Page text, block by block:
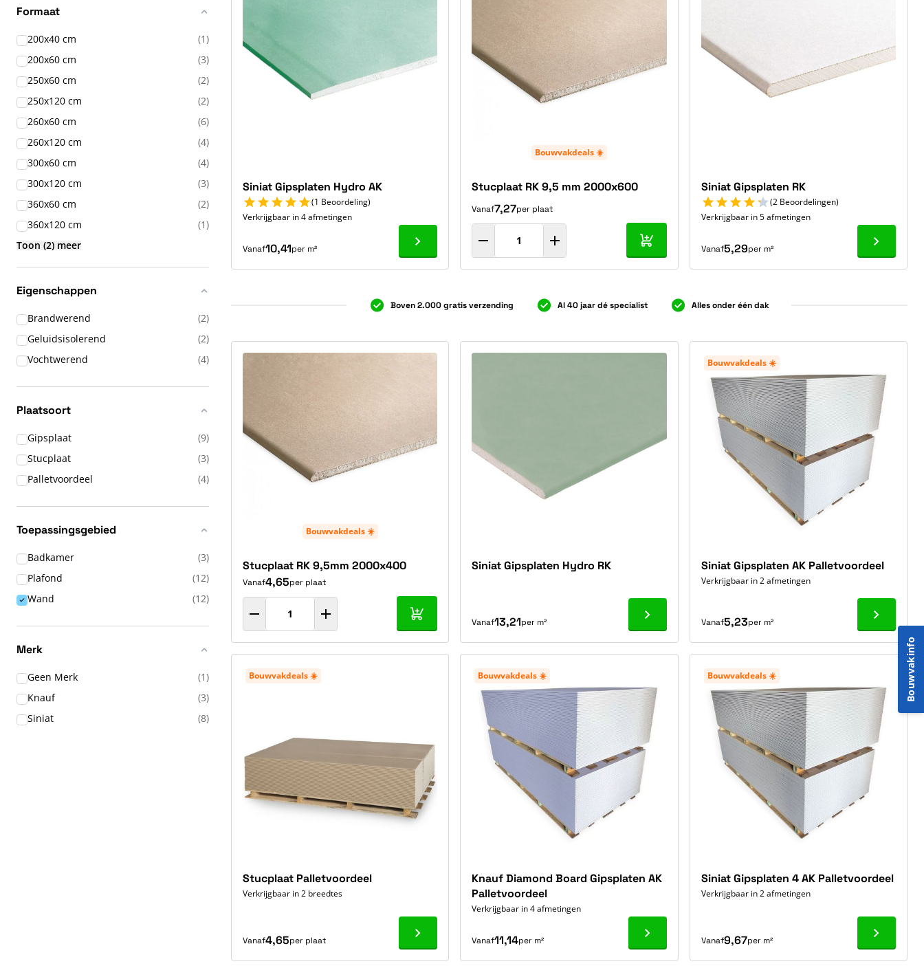
Formaat
200x40 cm
(1)
200x60 cm
(3)
250x60 cm
(2)
250x120 cm
(2)
260x60 cm
(6)
260x120 cm
(4)
300x60 cm
(4)
300x120 cm
(3)
360x60 cm
(2)
360x120 cm
(1)
Toon (2) meer
Eigenschappen
Brandwerend (2)producten
Geluidsisolerend
(2)producten
Vochtwerend
(4)producten
Plaatsoort
Gipsplaat
(9)
Stucplaat
(3)
Palletvoordeel
(4)
Toepassingsgebied
Badkamer
(3)
Plafond
(12)
Wand
(12)
Merk
Geen Merk
(1)
Knauf
(3)
Siniat
(8)
Siniat Gipsplaten Hydro AK
(1 Beoordeling)
Verkrijgbaar in 4 afmetingen
Vanaf10,41per m² Ga naar product
Bouwvakdeals ☀️
Stucplaat RK 9,5 mm 2000x600
Vanaf7,27per plaat
In mijn winkelwagen
Siniat Gipsplaten RK
(2 Beoordelingen)
Verkrijgbaar in 5 afmetingen
Vanaf5,29per m² Ga naar
Boven 2.000 gratis verzending Al 40 jaar dé specialist Alles onder één dak
Bouwvakdeals ☀️
Stucplaat RK 9,5mm 2000x400
Vanaf4,65per plaat
In mijn winkelwagen
Siniat Gipsplaten Hydro RK
Vanaf13,21per m² Ga naar product
Bouwvakdeals ☀️
Siniat Gipsplaten AK Palletvoordeel
Verkrijgbaar in 2 afmetingen
Vanaf5,23per m² Ga naar
Bouwvakdeals ☀️
Stucplaat Palletvoordeel
Verkrijgbaar in 2 breedtes
Vanaf4,65per plaat Ga naar product
Bouwvakdeals ☀️
Knauf Diamond Board Gipsplaten AK
Palletvoordeel
Verkrijgbaar in 4 afmetingen
Vanaf11,14per m² Ga naar product
Bouwvakdeals ☀️
Siniat Gipsplaten 4 AK Palletvoordeel
Verkrijgbaar in 2 afmetingen
Vanaf9,67per m² Ga naar
Bouwvakinfo